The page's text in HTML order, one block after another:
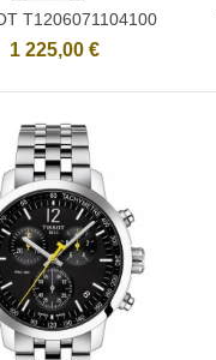
Ajouter
T1206071104100
1 225,00 €